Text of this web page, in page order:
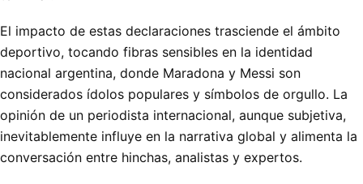
El impacto de estas declaraciones trasciende el ámbito
deportivo, tocando fibras sensibles en la identidad
nacional argentina, donde Maradona y Messi son
considerados ídolos populares y símbolos de orgullo. La
opinión de un periodista internacional, aunque subjetiva,
inevitablemente influye en la narrativa global y alimenta la
conversación entre hinchas, analistas y expertos.